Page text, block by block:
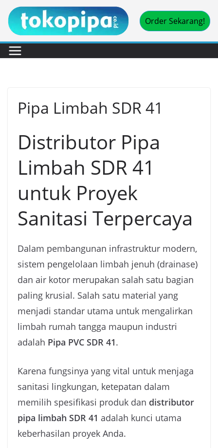
Skip
content
Order Sekarang!
Pipa Limbah SDR 41
Distributor Pipa
Limbah SDR 41
untuk Proyek
Sanitasi Terpercaya
Dalam pembangunan infrastruktur modern,
sistem pengelolaan limbah jenuh (drainase)
dan air kotor merupakan salah satu bagian
paling krusial. Salah satu material yang
menjadi standar utama untuk mengalirkan
limbah rumah tangga maupun industri
adalah Pipa PVC SDR 41.
Karena fungsinya yang vital untuk menjaga
sanitasi lingkungan, ketepatan dalam
memilih spesifikasi produk dan distributor
pipa limbah SDR 41 adalah kunci utama
keberhasilan proyek Anda.